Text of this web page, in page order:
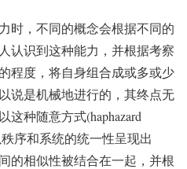
，不同的概念会根据不同的
认识到这种能力，并根据考察
程度，将自身组合成或多或少
说是机械地进行的，其终点无
这种随意方式(haphazard
序和系统的统一性呈现出
的相似性被结合在一起，并根